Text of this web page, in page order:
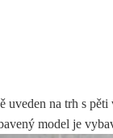
na trh s
model je